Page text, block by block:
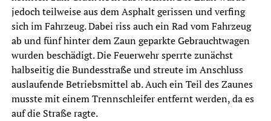
jedoch teilweise aus dem Asphalt gerissen und verfing
sich im Fahrzeug. Dabei riss auch ein Rad vom Fahrzeug
ab und fünf hinter dem Zaun geparkte Gebrauchtwagen
wurden beschädigt. Die Feuerwehr sperrte zunächst
halbseitig die Bundesstraße und streute im Anschluss
auslaufende Betriebsmittel ab. Auch ein Teil des Zaunes
musste mit einem Trennschleifer entfernt werden, da es
auf die Straße ragte.